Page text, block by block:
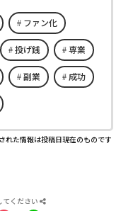
ファン化
投げ銭 専業
副業 成功
れた情報は投稿日現在のものです
てください